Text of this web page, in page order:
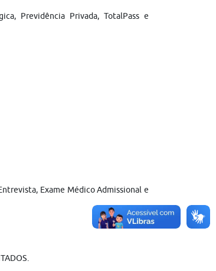
Previdência Privada, TotalPass e
Exame Médico Admissional e